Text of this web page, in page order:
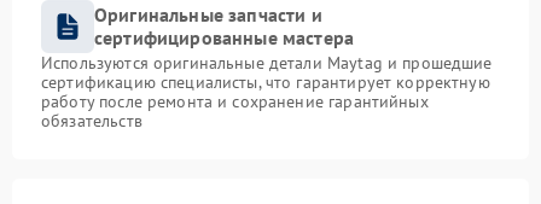
Оригинальные запчасти и
сертифицированные мастера
Используются оригинальные детали Maytag и прошедшие
сертификацию специалисты, что гарантирует корректную
работу после ремонта и сохранение гарантийных
обязательств